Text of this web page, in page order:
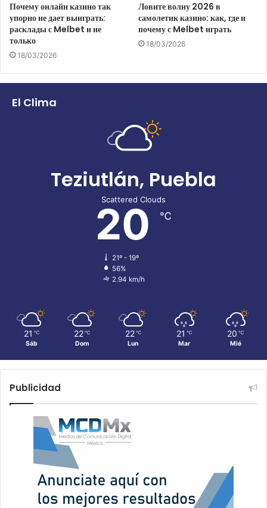
Почему онлайн казино так
упорно не дает выиграть:
расклады с Melbet и не
только
18/03/2026
Ловите волну 2026 в
самолетик казино: как, где и
почему с Melbet играть
18/03/2026
El Clima
Teziutlán, Puebla
Scattered Clouds
20 ℃
21º - 19º
56%
2.94 km/h
21 ℃
Sáb
22 ℃
Dom
22 ℃
Lun
21 ℃
Mar
20 ℃
Mié
Publicidad